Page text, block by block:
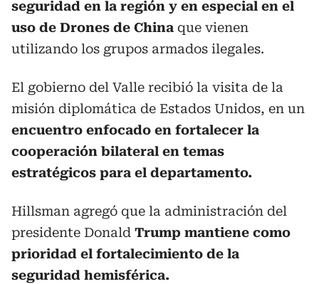
seguridad en la región y en especial en el
uso de Drones de China que vienen
utilizando los grupos armados ilegales.
El gobierno del Valle recibió la visita de la
misión diplomática de Estados Unidos, en un
encuentro enfocado en fortalecer la
cooperación bilateral en temas
estratégicos para el departamento.
Hillsman agregó que la administración del
presidente Donald Trump mantiene como
prioridad el fortalecimiento de la
seguridad hemisférica.